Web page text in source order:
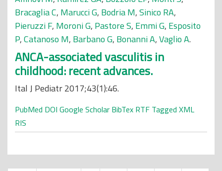
Bracaglia C, Marucci G, Bodria M,Sinico RA,
Pieruzzi F, Moroni G, Pastore S, Emmi G, Esposito
P,Catanoso M, Barbano G, Bonanni A,Vaglio A.
ANCA-associated vasculitis in
childhood: recent advances.
Ital J Pediatr 2017;43(1):46.
PubMed DOI Google Scholar BibTex RTF Tagged XML
RIS